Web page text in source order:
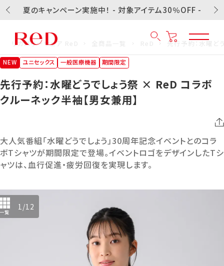
夏のキャンペーン実施中！ - 対象アイテム30％OFF -
リカバリーウェア ReD 先行予約：水曜ど
NEW ユニセックス 一般医療機器 期間限定
先行予約：水曜どうでしょう祭 × ReD コラボ
クルーネック半袖【男女兼用】
大人気番組「水曜どうでしょう」30周年記念イベントとのコラ
ボTシャツが期間限定で登場。イベントロゴをデザインしたTシ
ャツは、血行促進・疲労回復を実現します。
一覧
1/12